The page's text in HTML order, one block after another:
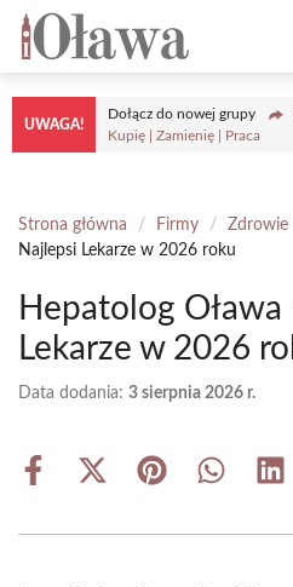
Przejdź
treści
UWAGA!
Dołącz do nowej grupy
Kupię | Zamienię | Praca
Strona główna / Firmy / Zdrowie
Najlepsi Lekarze w 2026 roku
Hepatolog
Lekarze w 2026
Data dodania: 3 sierpnia 2026 r.
Share
Share
(Twitter)
Share Share